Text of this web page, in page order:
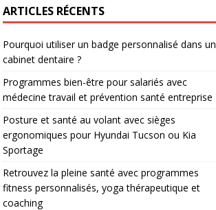
ARTICLES RÉCENTS
Pourquoi utiliser un badge personnalisé dans un
cabinet dentaire ?
Programmes bien-être pour salariés avec
médecine travail et prévention santé entreprise
Posture et santé au volant avec sièges
ergonomiques pour Hyundai Tucson ou Kia
Sportage
Retrouvez la pleine santé avec programmes
fitness personnalisés, yoga thérapeutique et
coaching